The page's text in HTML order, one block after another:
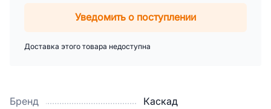
Бренд
Каскад
Уведомить о поступлении
Доставка этого товара недоступна